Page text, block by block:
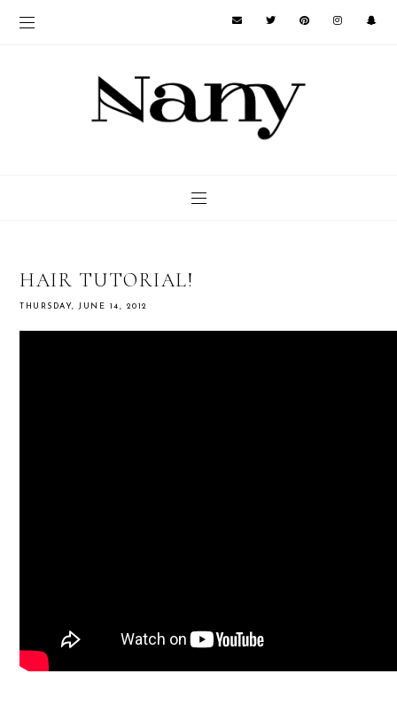
HAIR TUTORIAL!
THURSDAY, JUNE 14, 2012